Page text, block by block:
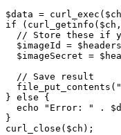
$data =
if (curl_getinfo($ch,
// Store these if
$imageId =
$imageSecret =
  // Save result
} else {
echo "Error: " .
}
curl_close($ch);